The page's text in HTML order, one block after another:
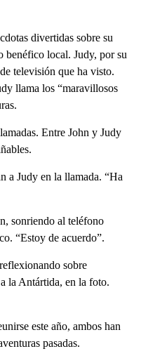
divertidas sobre su
benéfico local. Judy, por su
televisión que ha visto.
llama los “maravillosos
Entre John y Judy
a Judy en la llamada. “Ha
sonriendo al teléfono
“Estoy de acuerdo”.
sobre
la Antártida, en la foto.
este año, ambos han
pasadas.